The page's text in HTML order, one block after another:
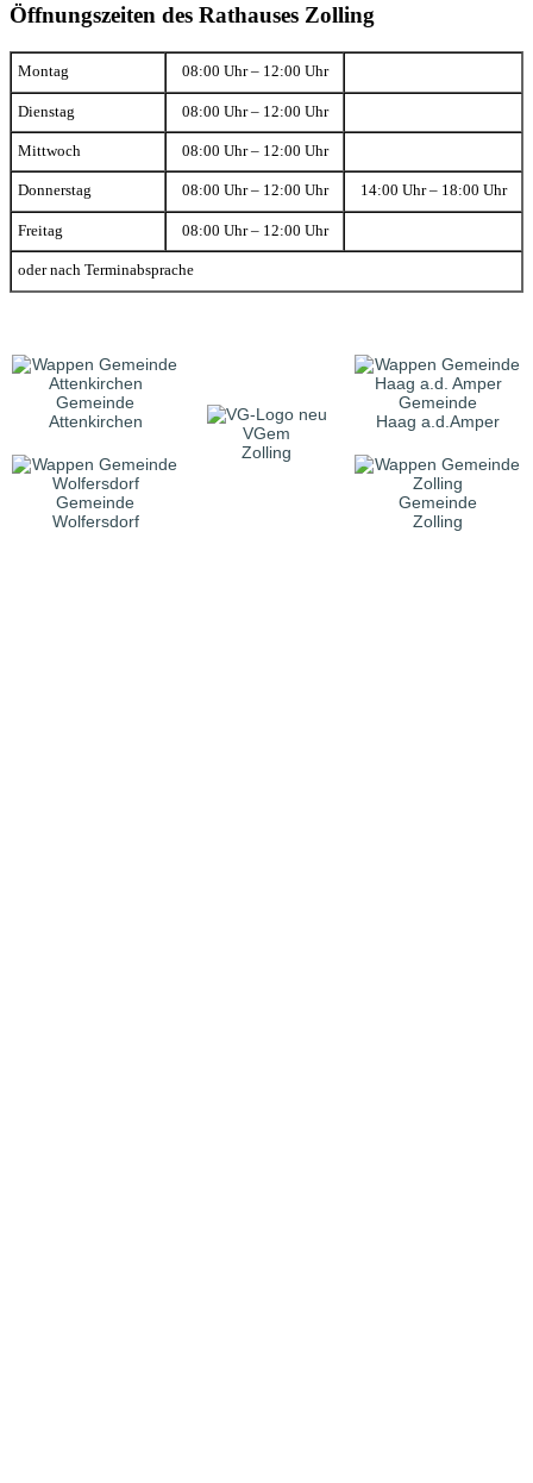
Öffnungszeiten des Rathauses Zolling
Montag 08:00 Uhr – 12:00 Uhr
Dienstag 08:00 Uhr – 12:00 Uhr
Mittwoch 08:00 Uhr – 12:00 Uhr
Donnerstag 08:00 Uhr – 12:00 Uhr 14:00 Uhr – 18:00 Uhr
Freitag 08:00 Uhr – 12:00 Uhr
oder nach Terminabsprache
Gemeinde
Attenkirchen
VGem
Zolling
Gemeinde
Haag a.d.Amper
Gemeinde
Wolfersdorf
Gemeinde
Zolling